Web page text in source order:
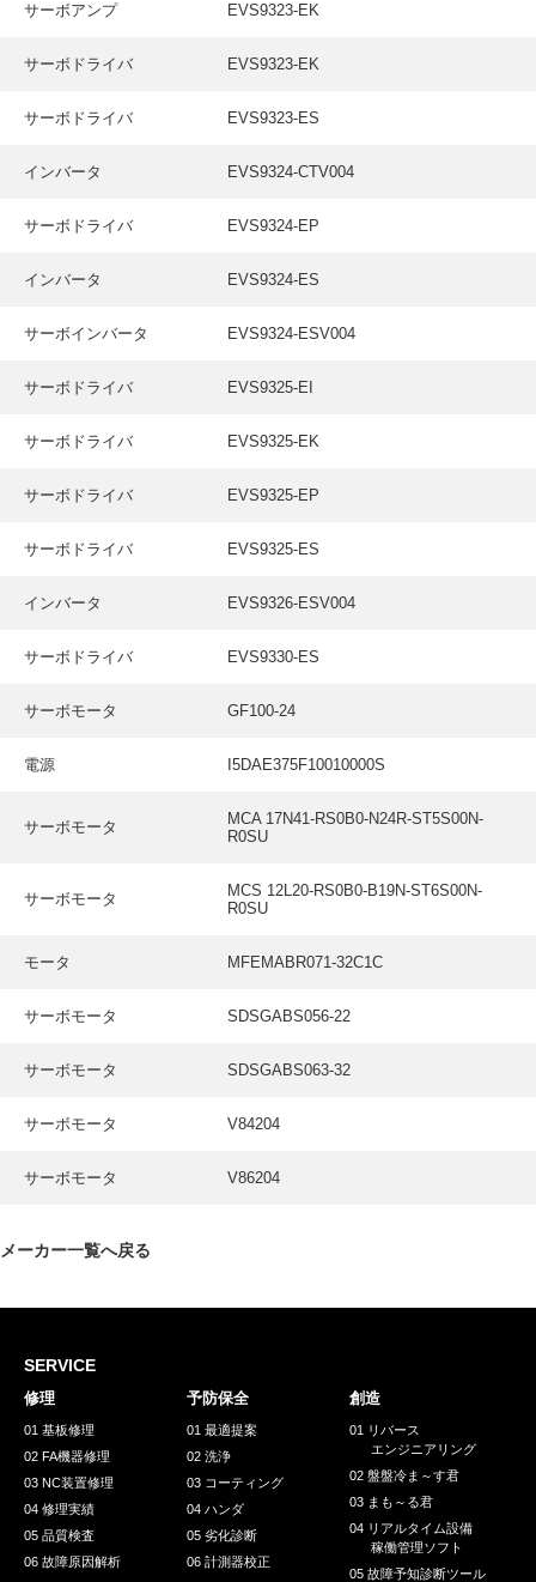
サーボアンプ EVS9323-EK
サーボドライバ EVS9323-EK
サーボドライバ EVS9323-ES
インバータ EVS9324-CTV004
サーボドライバ EVS9324-EP
インバータ EVS9324-ES
サーボインバータ EVS9324-ESV004
サーボドライバ EVS9325-EI
サーボドライバ EVS9325-EK
サーボドライバ EVS9325-EP
サーボドライバ EVS9325-ES
インバータ EVS9326-ESV004
サーボドライバ EVS9330-ES
サーボモータ GF100-24
電源 I5DAE375F10010000S
サーボモータ
MCA 17N41-RS0B0-N24R-ST5S00N-
R0SU
サーボモータ
MCS 12L20-RS0B0-B19N-ST6S00N-
R0SU
モータ MFEMABR071-32C1C
サーボモータ SDSGABS056-22
サーボモータ SDSGABS063-32
サーボモータ V84204
サーボモータ V86204
メーカー一覧へ戻る
SERVICE
修理
01 基板修理
02 FA機器修理
03 NC装置修理
04 修理実績
05 品質検査
06 故障原因解析
予防保全
01 最適提案
02 洗浄
03 コーティング
04 ハンダ
05 劣化診断
06 計測器校正
創造
01 リバース
エンジニアリング
02 盤盤冷ま～す君
03 まも～る君
04 リアルタイム設備
稼働管理ソフト
05 故障予知診断ツール